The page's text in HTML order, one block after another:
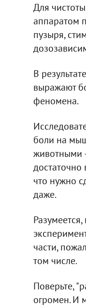
Для
аппаратом
пузыря,
В
выражают
феномена.
боли на
животными
достаточно
что нужно
даже.
части,
том числе.
Поверьте,
огромен. И